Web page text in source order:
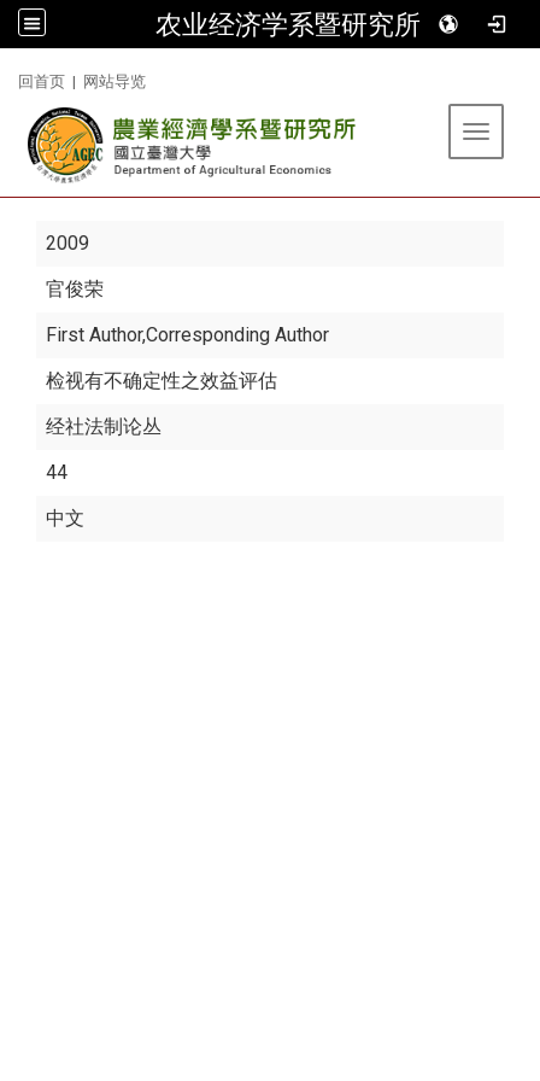
农业经济学系暨研究所
回首页 | 网站导览
Toggle
2009
官俊荣
First Author,Corresponding Author
检视有不确定性之效益评估
经社法制论丛
44
中文